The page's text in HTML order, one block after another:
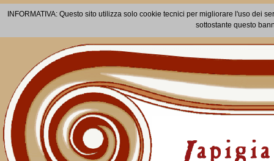
INFORMATIVA: Questo sito utilizza solo cookie tecnici per migliorare l'uso dei
sottostante questo